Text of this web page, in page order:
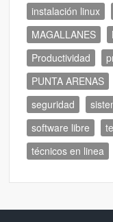
instalación linux
MAGALLANES
Productividad
PUNTA ARENAS
seguridad
software libre
técnicos en linea